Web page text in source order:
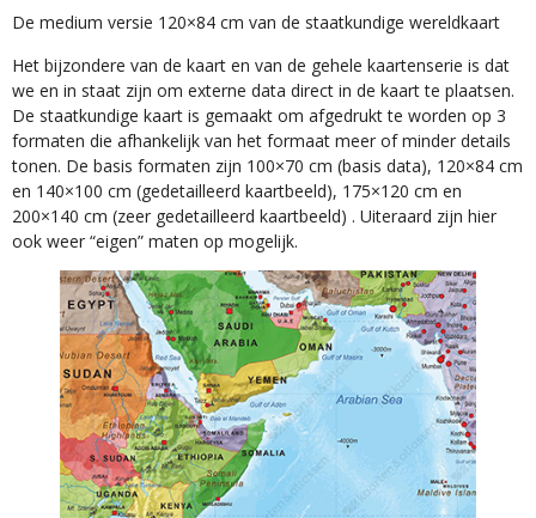
De medium versie 120×84 cm van de staatkundige wereldkaart
Het bijzondere van de kaart en van de gehele kaartenserie is dat
we en in staat zijn om externe data direct in de kaart te plaatsen.
De staatkundige kaart is gemaakt om afgedrukt te worden op 3
formaten die afhankelijk van het formaat meer of minder details
tonen. De basis formaten zijn 100×70 cm (basis data), 120×84 cm
en 140×100 cm (gedetailleerd kaartbeeld), 175×120 cm en
200×140 cm (zeer gedetailleerd kaartbeeld) . Uiteraard zijn hier
ook weer “eigen” maten op mogelijk.